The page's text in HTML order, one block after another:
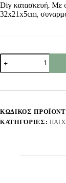
Diy κατασκευή. Με
32x21x5cm,
Σπιτάκι
Θερμοκήπιο
diy
με
Συναρμολογημένο:
19x17x17cm
ToyMarkt
ΚΩΔΙΚΌΣ
ΚΑΤΗΓΟΡΊΕΣ: